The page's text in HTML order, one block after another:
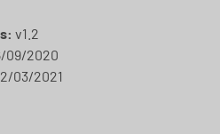
v1.2
09/2020
03/2021